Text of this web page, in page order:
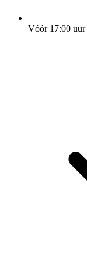
Vóór 17:00 uur